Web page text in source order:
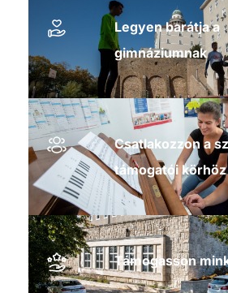
Legyen barátja a
gimnáziumnak
Csatlakozzon a
támogatói körhöz
Támogasson